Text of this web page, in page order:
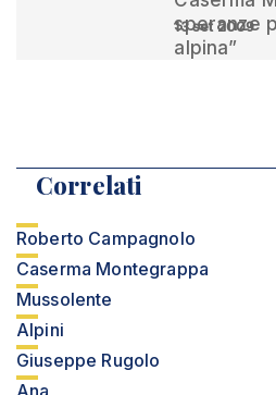
speranze
alpina”
13 set 2009
Correlati
Roberto Campagnolo
Caserma Montegrappa
Mussolente
Alpini
Giuseppe Rugolo
Ana